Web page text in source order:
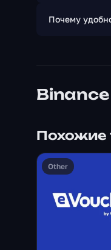
Почему
Похожие
Other